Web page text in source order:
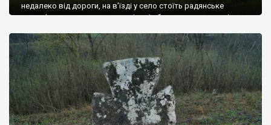
недалеко від дороги, на в’їзді у село стоїть радянське
рельєфне пано, яке показує жінку і яблуню, а трохи далі, десь
не видно, але видно дві стареньких колії у траві – […]